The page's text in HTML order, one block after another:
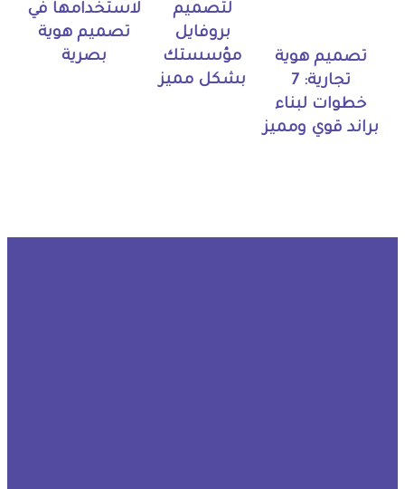
تصميم هوية
تجارية: 7
خطوات لبناء
براند قوي ومميز
لتصميم
بروفايل
مؤسستك
بشكل مميز
لاستخدامها في
تصميم هوية
بصرية